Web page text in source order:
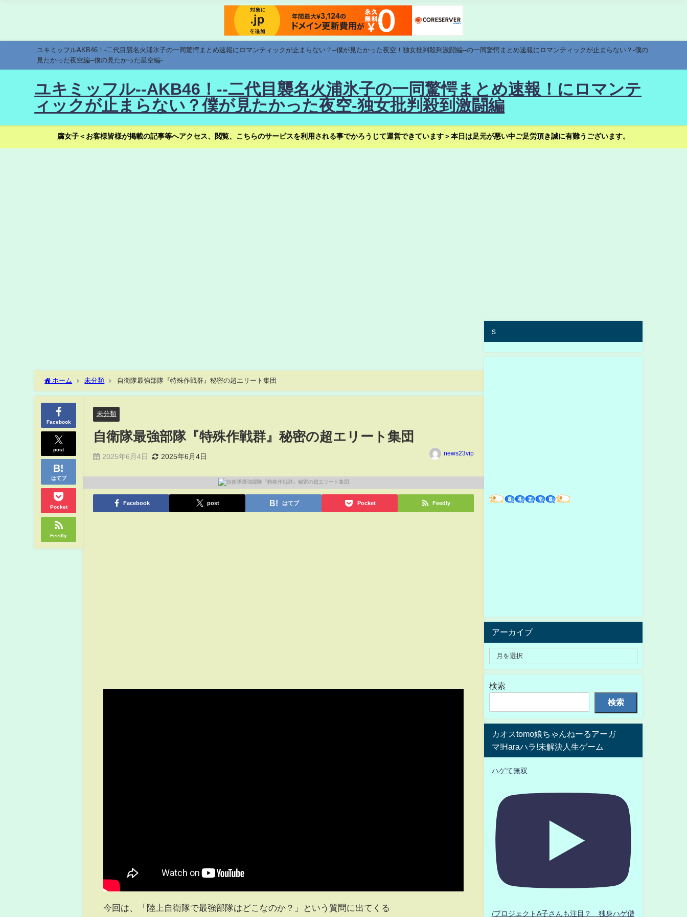
ユキミッフルAKB46！-二代目襲名火浦氷子の一同驚愕まとめ速報にロマンティックが止まらない？--僕が見たかった夜空！独女批判殺到激闘編--の一同驚愕まとめ速報にロマンティックが止まらない？-僕の
見たかった夜空編--僕の見たかった星空編-
ユキミッフル--AKB46！--二代目襲名火浦氷子の一同驚愕まとめ速報！にロマンテ
ィックが止まらない？僕が見たかった夜空-独女批判殺到激闘編
腐女子＜お客様皆様が掲載の記事等へアクセス、閲覧、こちらのサービスを利用される事でかろうじて運営できています＞本日は足元が悪い中ご足労頂き誠に有難うございます。
ホーム 未分類 自衛隊最強部隊『特殊作戦群』秘密の超エリート集団
Facebook
post
はてブ
Pocket
Feedly
未分類
自衛隊最強部隊『特殊作戦群』秘密の超エリート集団
2025年6月4日 2025年6月4日 news23vip
Facebook post はてブ Pocket Feedly
今回は、「陸上自衛隊で最強部隊はどこなのか？」という質問に出てくる
s
アーカイブ
検索
検索
カオスtomo娘ちゃんねーるアーガ
マ!Haraハラ!未解決人生ゲーム
ハゲて無双
/プロジェクトA子さんも注目？ 独身ハゲ僧